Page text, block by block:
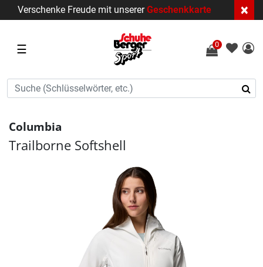
Verschenke Freude mit unsererGeschenkkarte ×
☰ 0
Columbia
Trailborne Softshell